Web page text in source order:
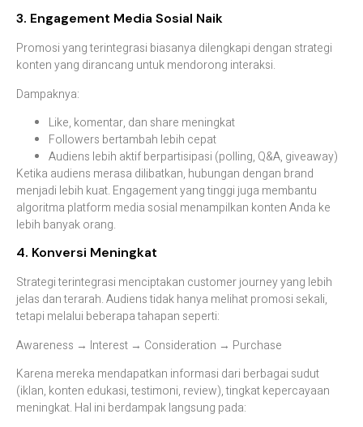
3. Engagement Media Sosial Naik
Promosi yang terintegrasi biasanya dilengkapi dengan strategi
konten yang dirancang untuk mendorong interaksi.
Dampaknya:
Like, komentar, dan share meningkat
Followers bertambah lebih cepat
Audiens lebih aktif berpartisipasi (polling, Q&A, giveaway)
Ketika audiens merasa dilibatkan, hubungan dengan brand
menjadi lebih kuat. Engagement yang tinggi juga membantu
algoritma platform media sosial menampilkan konten Anda ke
lebih banyak orang.
4. Konversi Meningkat
Strategi terintegrasi menciptakan customer journey yang lebih
jelas dan terarah. Audiens tidak hanya melihat promosi sekali,
tetapi melalui beberapa tahapan seperti:
Awareness → Interest → Consideration → Purchase
Karena mereka mendapatkan informasi dari berbagai sudut
(iklan, konten edukasi, testimoni, review), tingkat kepercayaan
meningkat. Hal ini berdampak langsung pada: